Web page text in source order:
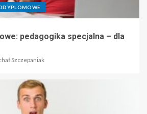
pedagogika specjalna – dla
Szczepaniak